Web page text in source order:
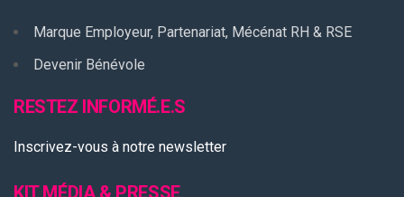
Marque Employeur, Partenariat, Mécénat RH & RSE
Devenir Bénévole
RESTEZ INFORMÉ.E.S
Inscrivez-vous à notre newsletter